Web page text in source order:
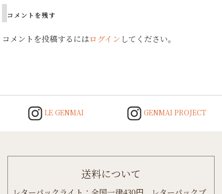
コメントを残す
コメントを投稿するにはログイン してください。
LE GENMAI GENMAI PROJECT
送料について